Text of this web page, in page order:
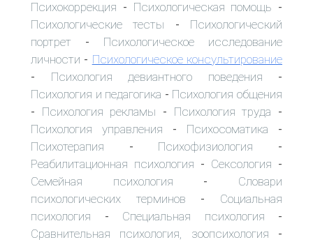
Психокоррекция - Психологическая помощь -
Психологические тесты - Психологический
портрет - Психологическое исследование
личности - Психологическое консультирование
- Психология девиантного поведения -
Психология и педагогика - Психология общения
- Психология рекламы - Психология труда -
Психология управления - Психосоматика -
Психотерапия - Психофизиология -
Реабилитационная психология - Сексология -
Семейная психология - Словари
психологических терминов - Социальная
психология - Специальная психология -
Сравнительная психология, зоопсихология -